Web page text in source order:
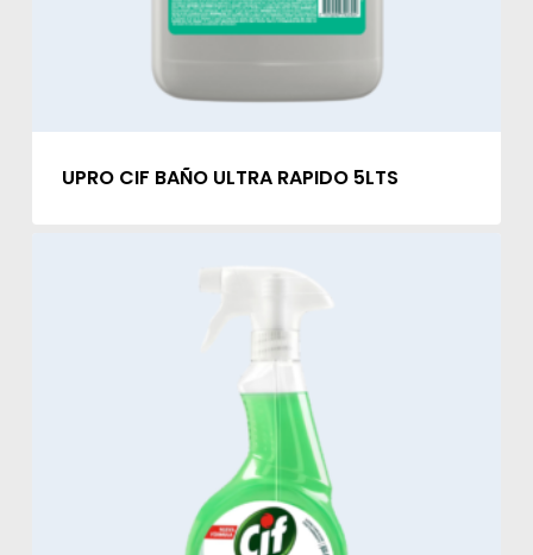
UPRO CIF BAÑO ULTRA RAPIDO 5LTS